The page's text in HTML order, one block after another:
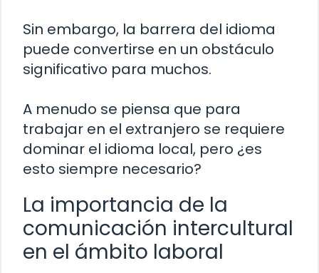
Sin embargo, la barrera del idioma
puede convertirse en un obstáculo
significativo para muchos.
A menudo se piensa que para
trabajar en el extranjero se requiere
dominar el idioma local, pero ¿es
esto siempre necesario?
La importancia de la
comunicación intercultural
en el ámbito laboral